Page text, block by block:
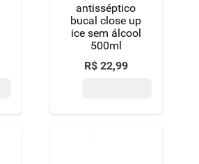
antisséptico
bucal close up
ice sem álcool
500ml
R$ 22,99